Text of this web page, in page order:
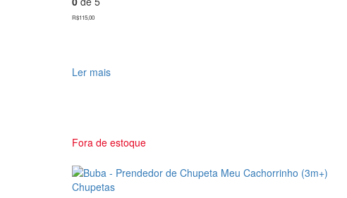
R$115,00
Ler mais
Fora de estoque
Chupetas